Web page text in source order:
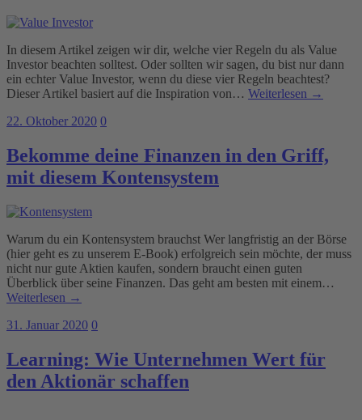
In diesem Artikel zeigen wir dir, welche vier Regeln du als Value
Investor beachten solltest. Oder sollten wir sagen, du bist nur dann
ein echter Value Investor, wenn du diese vier Regeln beachtest?
Dieser Artikel basiert auf die Inspiration von… Weiterlesen →
22. Oktober 2020 0
Bekomme deine Finanzen in den Griff,
mit diesem Kontensystem
Warum du ein Kontensystem brauchst Wer langfristig an der Börse
(hier geht es zu unserem E-Book) erfolgreich sein möchte, der muss
nicht nur gute Aktien kaufen, sondern braucht einen guten
Überblick über seine Finanzen. Das geht am besten mit einem…
Weiterlesen →
31. Januar 2020 0
Learning: Wie Unternehmen Wert für
den Aktionär schaffen